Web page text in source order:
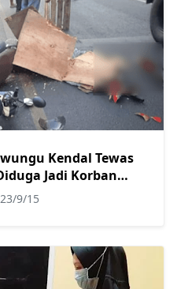
Kendal Tewas
Jadi Korban
9/15